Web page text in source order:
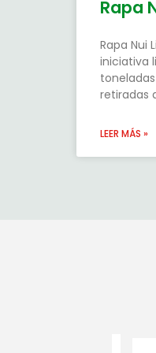
Rapa
Rapa Nui
iniciativa
retiradas
LEER MÁS »